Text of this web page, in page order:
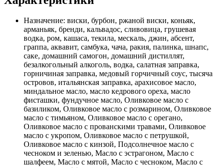
Назначение: виски, бурбон, ржаной виски, коньяк,
арманьяк, бренди, кальвадос, сливовица, грушевая
водка, ром, кашаса, текила, мескаль, джин, абсент,
граппа, аквавит, самбука, чача, ракия, палинка, шнапс,
саке, домашний самогон, домашний дистиллят,
безалкогольный алкоголь, водка, салатная заправка,
горничиная заправка, медовый горчичный соус, тысяча
островов, итальянская заправка, арахисовое масло,
миндальное масло, масло кедрового ореха, масло
фисташки, фундучное масло, Оливковое масло с
базиликом, Оливковое масло с розмарином, Оливковое
масло с тимьяном, Оливковое масло с орегано,
Оливковое масло с прованскими травами, Оливковое
масло с укропом, Оливковое масло с петрушкой,
Оливковое масло с кинзой, Подсолнечное масло с
чесноком и зеленью, Масло с эстрагоном, Масло с
шалфеем, Масло с мятой, Масло с чесноком, Масло с